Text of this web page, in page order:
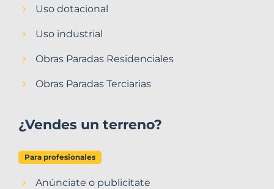
Uso dotacional
Uso industrial
Obras Paradas Residenciales
Obras Paradas Terciarias
¿Vendes un terreno?
Para profesionales
Anúnciate o publicitate